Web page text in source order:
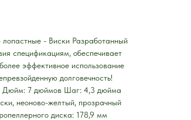
- Виски Разработанный
спецификациям, обеспечивает
эффективное использование
долговечность!
Дюйм: 7 дюймов Шаг: 4,3 дюйма
неоново-желтый, прозрачный
диска: 178,9 мм